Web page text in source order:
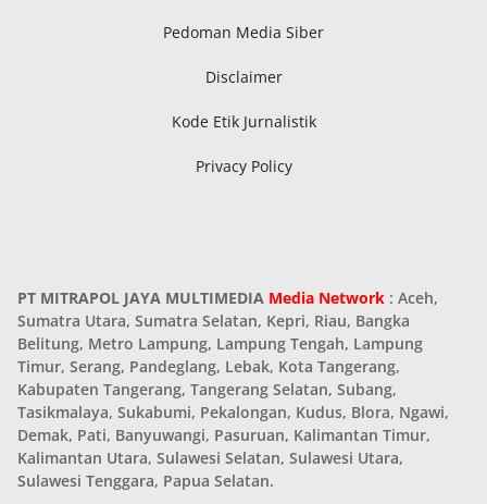
Pedoman Media Siber
Disclaimer
Kode Etik Jurnalistik
Privacy Policy
PT MITRAPOL JAYA MULTIMEDIA Media Network : Aceh,
Sumatra Utara, Sumatra Selatan, Kepri, Riau, Bangka
Belitung, Metro Lampung, Lampung Tengah, Lampung
Timur, Serang, Pandeglang, Lebak, Kota Tangerang,
Kabupaten Tangerang, Tangerang Selatan, Subang,
Tasikmalaya, Sukabumi, Pekalongan, Kudus, Blora, Ngawi,
Demak, Pati, Banyuwangi, Pasuruan, Kalimantan Timur,
Kalimantan Utara, Sulawesi Selatan, Sulawesi Utara,
Sulawesi Tenggara, Papua Selatan.